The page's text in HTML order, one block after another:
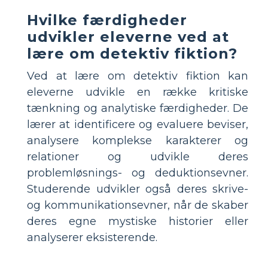
Hvilke færdigheder
udvikler eleverne ved at
lære om detektiv fiktion?
Ved at lære om detektiv fiktion kan
eleverne udvikle en række kritiske
tænkning og analytiske færdigheder. De
lærer at identificere og evaluere beviser,
analysere komplekse karakterer og
relationer og udvikle deres
problemløsnings- og deduktionsevner.
Studerende udvikler også deres skrive-
og kommunikationsevner, når de skaber
deres egne mystiske historier eller
analyserer eksisterende.